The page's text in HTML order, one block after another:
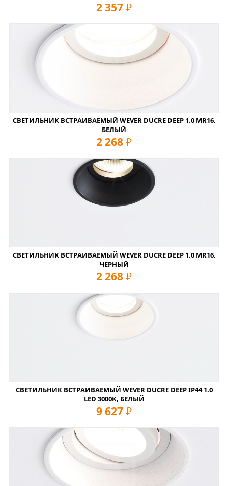
2 357 руб
СВЕТИЛЬНИК ВСТРАИВАЕМЫЙ WEVER DUCRE DEEP 1.0 MR16,
БЕЛЫЙ
2 268 руб
СВЕТИЛЬНИК ВСТРАИВАЕМЫЙ WEVER DUCRE DEEP 1.0 MR16,
ЧЕРНЫЙ
2 268 руб
СВЕТИЛЬНИК ВСТРАИВАЕМЫЙ WEVER DUCRE DEEP IP44 1.0
LED 3000K, БЕЛЫЙ
9 627 руб